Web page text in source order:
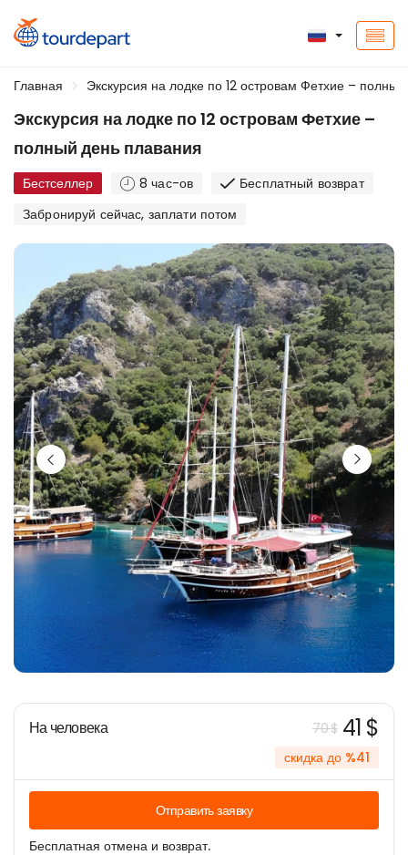
Главная Экскурсия на лодке по 12 островам Фетхие –
Экскурсия на лодке по 12 островам Фетхие –
полный день плавания
Бестселлер 8 час-ов
Бесплатный возврат
Забронируй сейчас, заплати потом
На человека 70 $ 41 $
скидка до %41
Отправить заявку
Бесплатная отмена и возврат.